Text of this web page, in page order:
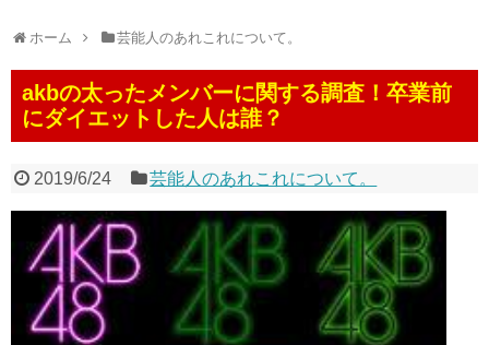
ホーム 芸能人のあれこれについて。
akbの太ったメンバーに関する調査！卒業前
にダイエットした人は誰？
2019/6/24 芸能人のあれこれについて。